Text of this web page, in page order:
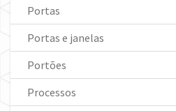
Portas
Portas e janelas
Portões
Processos